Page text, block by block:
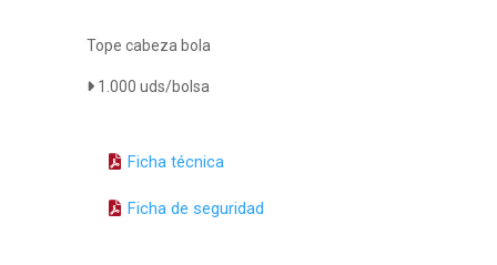
Tope cabeza bola
1.000 uds/bolsa
Ficha técnica
Ficha de seguridad